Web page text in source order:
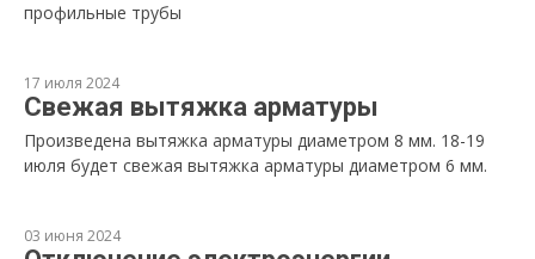
профильные трубы
17 июля 2024
Свежая вытяжка арматуры
Произведена вытяжка арматуры диаметром 8 мм. 18-19
июля будет свежая вытяжка арматуры диаметром 6 мм.
03 июня 2024